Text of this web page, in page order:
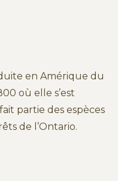
en Amérique du
où elle s’est
partie des espèces
de l’Ontario.